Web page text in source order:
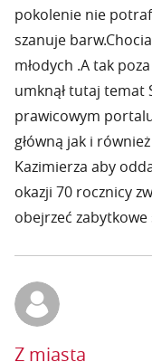
pokolenie nie
szanuje
młodych .A tak
umknął tutaj temat
prawicowym
główną jak i
Kazimierza aby
okazji 70 rocznicy
obejrzeć
Z miasta